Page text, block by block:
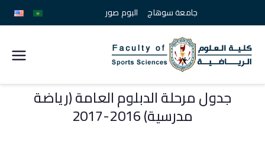
جامعة سوهاج البوم صور
علوم
الرياضة
جدول مرحلة الدبلوم العامة (رياضة
مدرسية) 2016-2017